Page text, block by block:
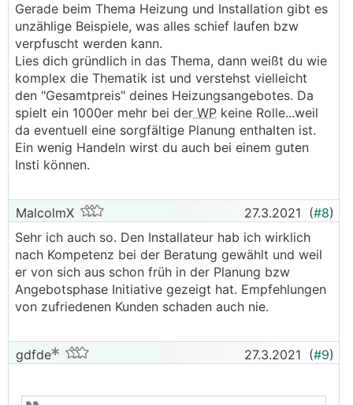
Gerade beim Thema Heizung und Installation gibt es
unzählige Beispiele, was alles schief laufen bzw
verpfuscht werden kann.
Lies dich gründlich in das Thema, dann weißt du wie
komplex die Thematik ist und verstehst vielleicht
den "Gesamtpreis" deines Heizungsangebotes. Da
spielt ein 1000er mehr bei der WP keine Rolle...weil
da eventuell eine sorgfältige Planung enthalten ist.
Ein wenig Handeln wirst du auch bei einem guten
Insti können.
MalcolmX 27.3.2021 (#8)
Sehr ich auch so. Den Installateur hab ich wirklich
nach Kompetenz bei der Beratung gewählt und weil
er von sich aus schon früh in der Planung bzw
Angebotsphase Initiative gezeigt hat. Empfehlungen
von zufriedenen Kunden schaden auch nie.
gdfde 27.3.2021 (#9)